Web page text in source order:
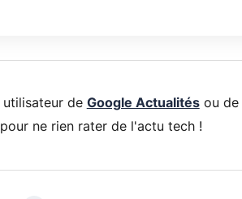
utilisateur de Google Actualitésou de
ne rien rater de l'actu tech !